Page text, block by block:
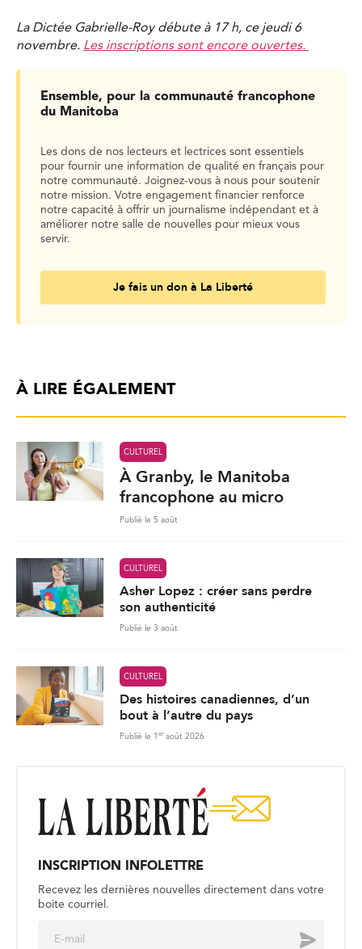
La Dictée Gabrielle-Roy débute à 17 h, ce jeudi 6
novembre. Les inscriptions sont encore ouvertes.
Ensemble, pour la communauté francophone
du Manitoba
Les dons de nos lecteurs et lectrices sont essentiels
pour fournir une information de qualité en français pour
notre communauté. Joignez-vous à nous pour soutenir
notre mission. Votre engagement financier renforce
notre capacité à offrir un journalisme indépendant et à
améliorer notre salle de nouvelles pour mieux vous
servir.
Je fais un don à La Liberté
À LIRE ÉGALEMENT
CULTUREL
À Granby, le Manitoba
francophone au micro
Publié le 5 août
CULTUREL
Asher Lopez : créer sans perdre
son authenticité
Publié le 3 août
CULTUREL
Des histoires canadiennes, d’un
bout à l’autre du pays
Publié le 1 er août 2026
INSCRIPTION INFOLETTRE
Recevez les dernières nouvelles directement dans votre
boite courriel.
Envoyer